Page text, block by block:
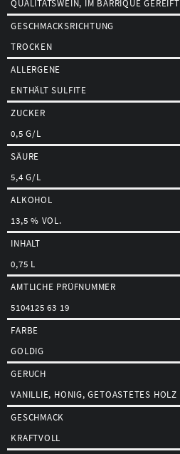
QUALITÄTSWEIN, IM BARRIQUE GEREIFT
GESCHMACKSRICHTUNG
TROCKEN
ALLERGENE
ENTHÄLT SULFITE
ZUCKER
0,5 G/L
SÄURE
5,4 G/L
ALKOHOL
13,5 % VOL.
INHALT
0,75 L
AMTLICHE PRÜFNUMMER
5104125 63 19
FARBE
GOLDIG
GERUCH
VANILLIE, HONIG, GETOASTETES HOLZ
GESCHMACK
KRAFTVOLL